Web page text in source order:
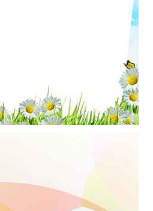
bầu trời xanh cùng hoa cỏ tươi đẹp